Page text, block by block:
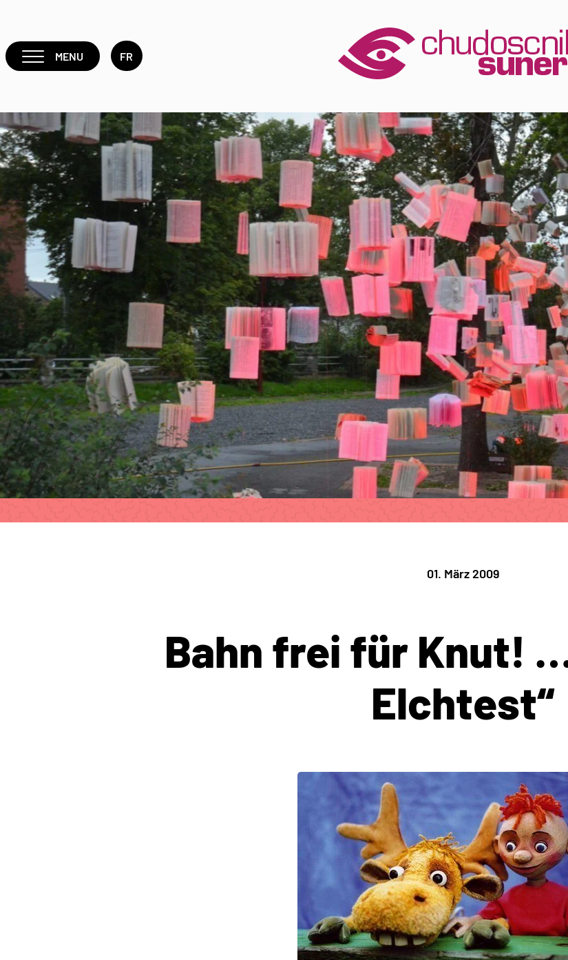
MENU FR
01. März 2009
Bahn frei für Knut!
Elchtest“